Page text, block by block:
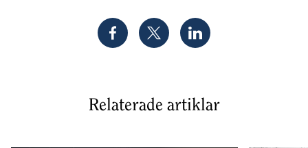
Relaterade artiklar